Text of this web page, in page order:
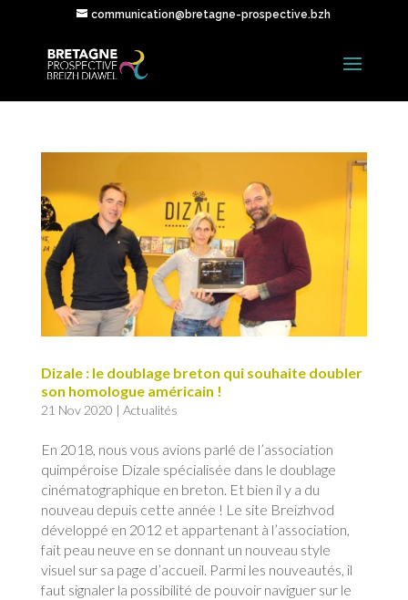
communication@bretagne-prospective.bzh
Dizale : le doublage breton qui souhaite doubler
son homologue américain !
21 Nov 2020 | Actualités
En 2018, nous vous avions parlé de l’association
quimpéroise Dizale spécialisée dans le doublage
cinématographique en breton. Et bien il y a du
nouveau depuis cette année ! Le site Breizhvod
développé en 2012 et appartenant à l’association,
fait peau neuve en se donnant un nouveau style
visuel sur sa page d’accueil. Parmi les nouveautés, il
faut signaler la possibilité de pouvoir naviguer sur le